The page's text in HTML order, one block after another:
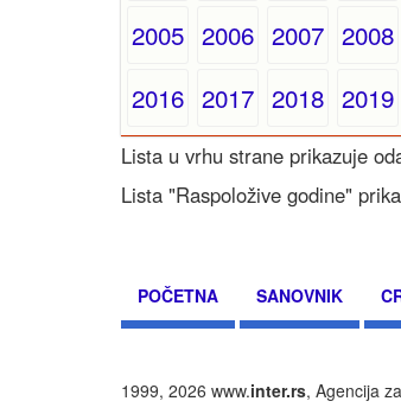
2005 2006 2007 2008
2016 2017 2018 2019
Lista u vrhu strane prikazuje
Lista "Raspoložive godine"
POČETNA SANOVNIK
1999, 2026 www.inter.rs, Agencija